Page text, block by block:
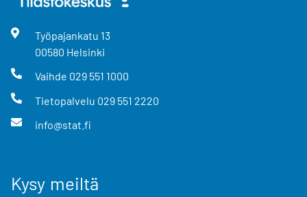
Työpajankatu 13
00580 Helsinki
Vaihde 029 551 1000
Tietopalvelu 029 551 2220
info@stat.fi
Kysy meiltä